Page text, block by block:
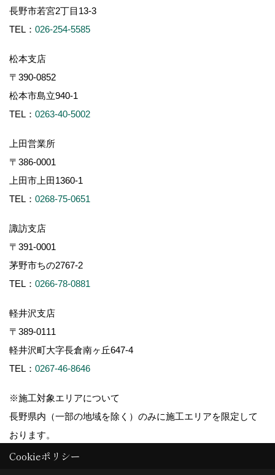
長野市若宮2丁目13-3
TEL： 026-254-5585
松本支店
〒390-0852
松本市島立940-1
TEL： 0263-40-5002
上田営業所
〒386-0001
上田市上田1360-1
TEL： 0268-75-0651
諏訪支店
〒391-0001
茅野市ちの2767-2
TEL： 0266-78-0881
軽井沢支店
〒389-0111
軽井沢町大字長倉南ヶ丘647-4
TEL： 0267-46-8646
※施工対象エリアについて
長野県内（一部の地域を除く）のみに施工エリアを限定して
おります。
Cookieポリシー